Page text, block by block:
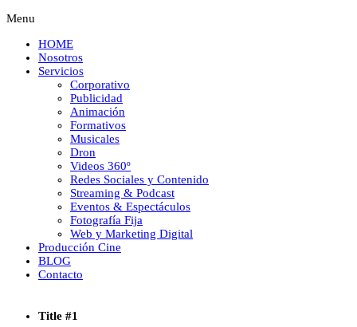
Menu
HOME
Nosotros
Servicios
Corporativo
Publicidad
Animación
Formativos
Musicales
Dron
Videos 360º
Redes Sociales y Contenido
Streaming & Podcast
Eventos & Espectáculos
Fotografía Fija
Web y Marketing Digital
Producción Cine
BLOG
Contacto
Title #1